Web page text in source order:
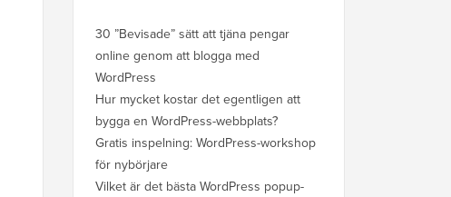
30 ”Bevisade” sätt att tjäna pengar
online genom att blogga med
WordPress
Hur mycket kostar det egentligen att
bygga en WordPress-webbplats?
Gratis inspelning: WordPress-workshop
för nybörjare
Vilket är det bästa WordPress popup-